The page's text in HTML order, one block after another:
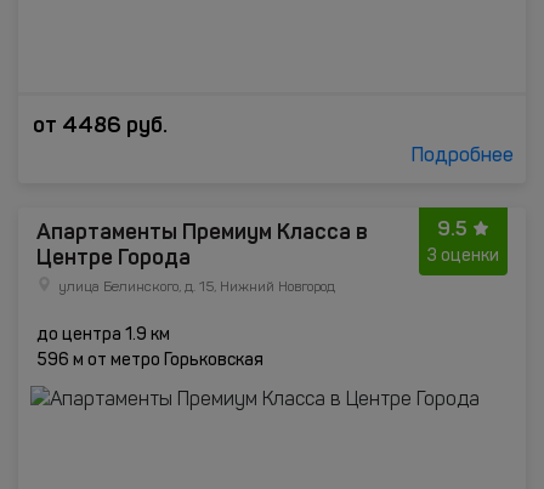
от 4486 руб.
Подробнее
9.5
3 оценки
Апартаменты Премиум Класса в
Центре Города
улица Белинского, д. 15, Нижний Новгород
до центра 1.9 км
596 м от метро Горьковская